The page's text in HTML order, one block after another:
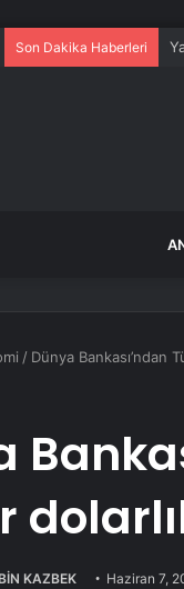
Son Dakika Haberleri
/ Dünya Bankası’ndan
KAZBEK Haziran 7,